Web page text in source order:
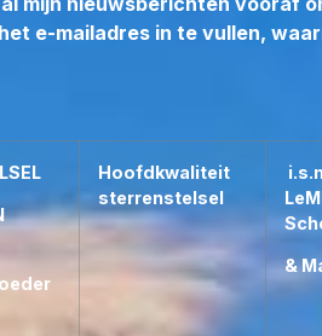
meest heilige kruispunten ligt
van Moeder Aarde.
Proces vanTransmutatie, die
Poort samen met de Elfen-
ZeeMeerminnen, Dolfijnen,
Oeroude natuurwezentjes
Natural Essence Roller zal tevens
e-mailadres in te vullen,
Hoofdkwaliteit
sterrenstelsel
&